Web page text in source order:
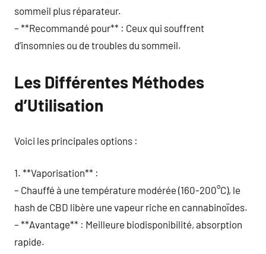
sommeil plus réparateur.
– **Recommandé pour** : Ceux qui souffrent
d’insomnies ou de troubles du sommeil.
Les Différentes Méthodes
d’Utilisation
Voici les principales options :
1. **Vaporisation** :
– Chauffé à une température modérée (160-200°C), le
hash de CBD libère une vapeur riche en cannabinoïdes.
– **Avantage** : Meilleure biodisponibilité, absorption
rapide.